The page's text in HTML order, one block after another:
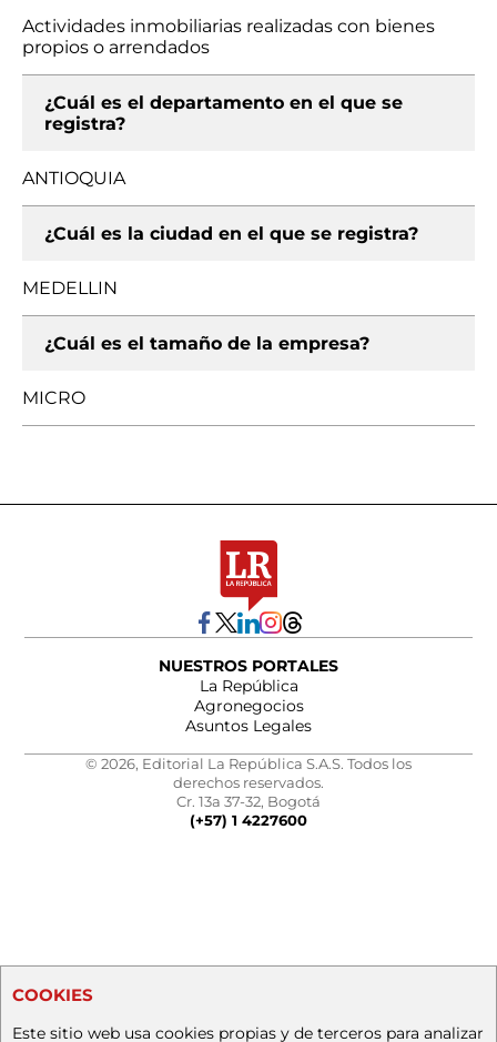
Actividades inmobiliarias realizadas con bienes
propios o arrendados
¿Cuál es el departamento en el que se
registra?
ANTIOQUIA
¿Cuál es la ciudad en el que se registra?
MEDELLIN
¿Cuál es el tamaño de la empresa?
MICRO
NUESTROS PORTALES
La República
Agronegocios
Asuntos Legales
© 2026, Editorial La República S.A.S. Todos los
derechos reservados.
Cr. 13a 37-32, Bogotá
(+57) 1 4227600
COOKIES
Este sitio web usa cookies propias y de terceros para analizar